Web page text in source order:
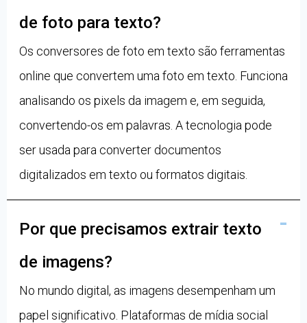
de foto para texto?
Os conversores de foto em texto são ferramentas
online que convertem uma foto em texto. Funciona
analisando os pixels da imagem e, em seguida,
convertendo-os em palavras. A tecnologia pode
ser usada para converter documentos
digitalizados em texto ou formatos digitais.
Por que precisamos extrair texto
de imagens?
No mundo digital, as imagens desempenham um
papel significativo. Plataformas de mídia social